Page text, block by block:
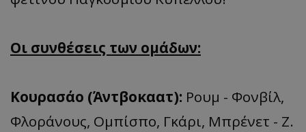
Οι συνθέσεις των ομάδων:
Κουρασάο (Άντβοκαατ): Ρουμ - Φονβίλ,
Φλοράνους, Ομπίσπο, Γκάρι, Μπρένετ - Ζ.